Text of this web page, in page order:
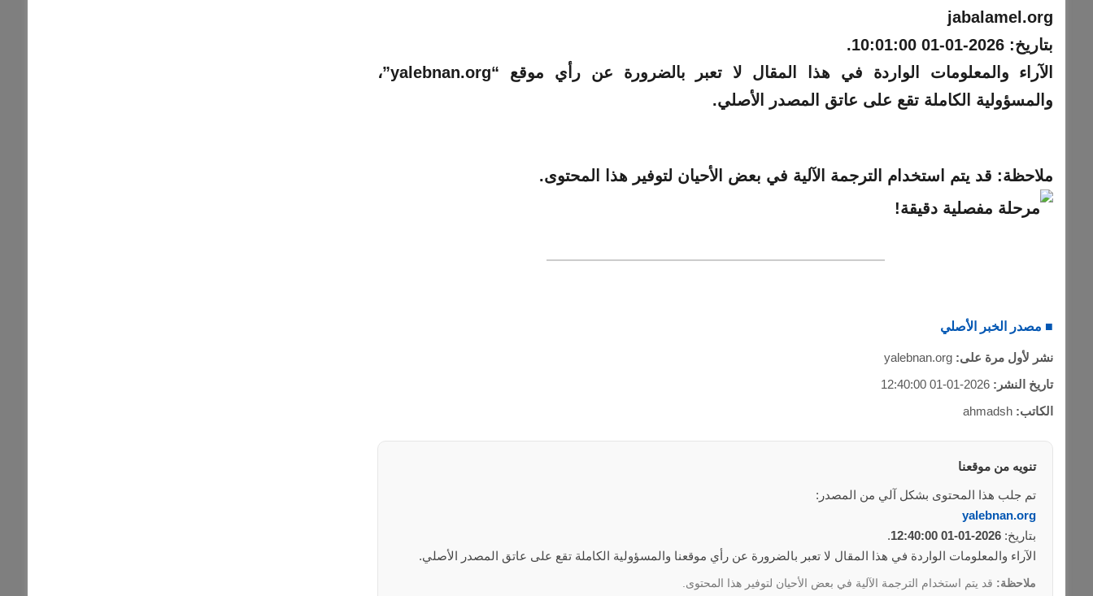
jabalamel.org
بتاريخ: 2026-01-01 10:01:00
.
الآراء والمعلومات الواردة في هذا المقال لا تعبر بالضرورة عن رأي موقع “yalebnan.org”،
والمسؤولية الكاملة تقع على عاتق المصدر الأصلي.
ملاحظة: قد يتم استخدام الترجمة الآلية في بعض الأحيان لتوفير هذا المحتوى.
■ مصدر الخبر الأصلي
نشر لأول مرة على: yalebnan.org
تاريخ النشر: 2026-01-01 12:40:00
الكاتب: ahmadsh
تنويه من موقعنا
تم جلب هذا المحتوى بشكل آلي من المصدر:
yalebnan.org
بتاريخ: 2026-01-01 12:40:00
.
الآراء والمعلومات الواردة في هذا المقال لا تعبر بالضرورة عن رأي موقعنا والمسؤولية الكاملة تقع على عاتق المصدر الأصلي.
ملاحظة: قد يتم استخدام الترجمة الآلية في بعض الأحيان لتوفير هذا المحتوى.